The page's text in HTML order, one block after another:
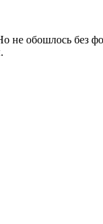
не обошлось без